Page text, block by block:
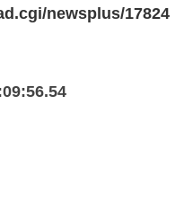
newsplus/17824